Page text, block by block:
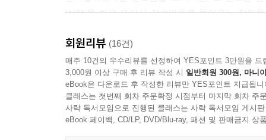
이라도 울 것 같은 눈매의 장승은 지금 나의 표정
무 얼굴을 칼로 내리찍었다. 날카로운 살점이 튀
구멍을 타고 나오는 것은 우오오 하는 짐승의 절규
---「2장 · 균열」중에서
안녕. 누군가의 딸이었던, 누나, 이웃, 직원, 친구.
‘선택’을 하고 또다시 장솟마을로 돌아오는 장
《장솟마을에서》의 공포는 귀신이나 살해 같은
싶다는 마음이 어떻게 ‘자기 상실’로 폭주하는지
한 공동체가 어떻게 한 인간을 집어삼키는지를
장솟마을은 보기에 따라 악지(惡地)이기도 선지(
회원리뷰 (16건)
매주 10건의 우수리뷰를 선정하여 YES포인트 3만원을 드
3,000원 이상 구매 후 리뷰 작성 시 일반회원 300원, 마니
eBook은 다운로드 후 작성한 리뷰만 YES포인트 지급됩니
클래스는 첫번째 회차 주문확정 시점부터 마지막 회차 주
사락 독서모임으로 진행된 클래스는 사락 독서모임 게시
eBook 페이백, CD/LP, DVD/Blu-ray, 패션 및 판매금지 상